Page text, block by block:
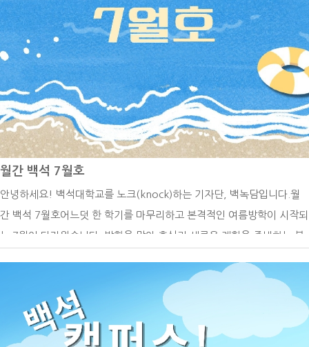
요소가 다양하기 때문에 무엇부터 시작해야 할지 막막함을 느끼는 학생
들도 많습니다. 그래서 서로 정보를 공유하거나 선배들의 경험을 참고하
면서 자신에게 맞는 취업 준비 방향을 찾아가는 경우가 많은 것 같습니
다.전공 공부 외에 대학생활에서 가장 중요하다고 생각하는 것은 무엇인
가요?백녹담: 전공 공부 외에 대학생활에서 가장 중요하다고 생각하는
것은 무엇인가요?재학생: 전공 공부도 중요하지만, 다양한 경험을 쌓는
것이 대학생활에서 가장 중요하다고 생각합니다.저 역시 복수전공을 하
고 있으며, 학생회 활동과 동아리, 교내 공모전 등 전공과 직접 관련이 없
는 활동에도 적극적으로 참여하려고 노력하고 있습니다. 이러한 경험들
은 취업을 준비할 때도 도움이 될 뿐만 아니라, 자신만의 강점과 차별화
된 경쟁력을 만드는 데 큰 도움이 된다고 생각합니다.백녹담의 더 다양한
학교 입학관리처(평일 9시부터 18시까지 답변)이번 인터뷰를 통해 항공
서비스학과가 단순히 객실 승무원을 양성하는 전공이 아니라, 서비스 역
량과 외국어 능력, 안전 의식 등 다양한 전문성을 갖춘 인재를 양성하는
학과라는 점을 알 수 있었습니다. 또한 재학생의 생생한 경험을 통해 전
월간 백석 7월호
안녕하세요! 백석대학교를 노크(knock)하는 기자단, 백녹담입니다.월
간 백석 7월호어느덧 한 학기를 마무리하고 본격적인 여름방학이 시작되
는 7월이 다가왔습니다. 방학을 맞아 휴식과 새로운 계획을 준비하는 분
정도 남아 있습니다. 특히 계절학기를 수강하는 학생들은 수업과 과제 일
정을 미리 점검하고, 성적 확인과 관련된 공지도 놓치지 않도록 주의해야
합니다. 방학 중에도 필요한 일정을 차분히 준비할 수 있도록 이번 기사
에서는 7월에 진행되는 주요 학사일정을 안내해 드리겠습니다!7월 학사